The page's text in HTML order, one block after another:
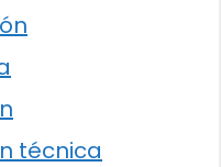
técnica